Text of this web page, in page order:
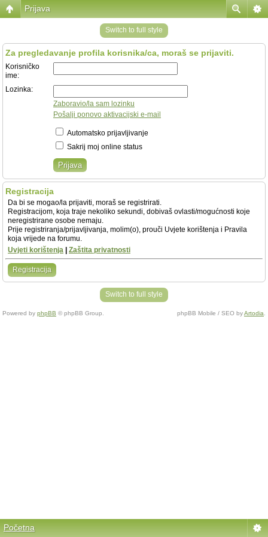
Prijava
Switch to full style
Za pregledavanje profila korisnika/ca, moraš se prijaviti.
Korisničko
ime:
Lozinka:
Zaboravio/la sam lozinku
Pošalji ponovo aktivacijski e-mail
Automatsko prijavljivanje
Sakrij moj online status
Registracija
Da bi se mogao/la prijaviti, moraš se registrirati.
Registracijom, koja traje nekoliko sekundi, dobivaš ovlasti/mogućnosti koje
neregistrirane osobe nemaju.
Prije registriranja/prijavljivanja, molim(o), prouči Uvjete korištenja i Pravila
koja vrijede na forumu.
Uvjeti korištenja
Zaštita privatnosti
Registracija
Switch to full style
Powered by phpBB © phpBB Group. phpBB Mobile / SEO byArtodia
Početna